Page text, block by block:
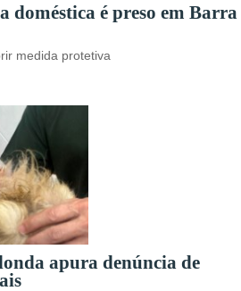
doméstica é preso em Barra
medida protetiva
apura denúncia de